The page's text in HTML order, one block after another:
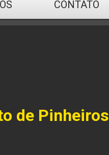
CONTATO
de Pinheiros